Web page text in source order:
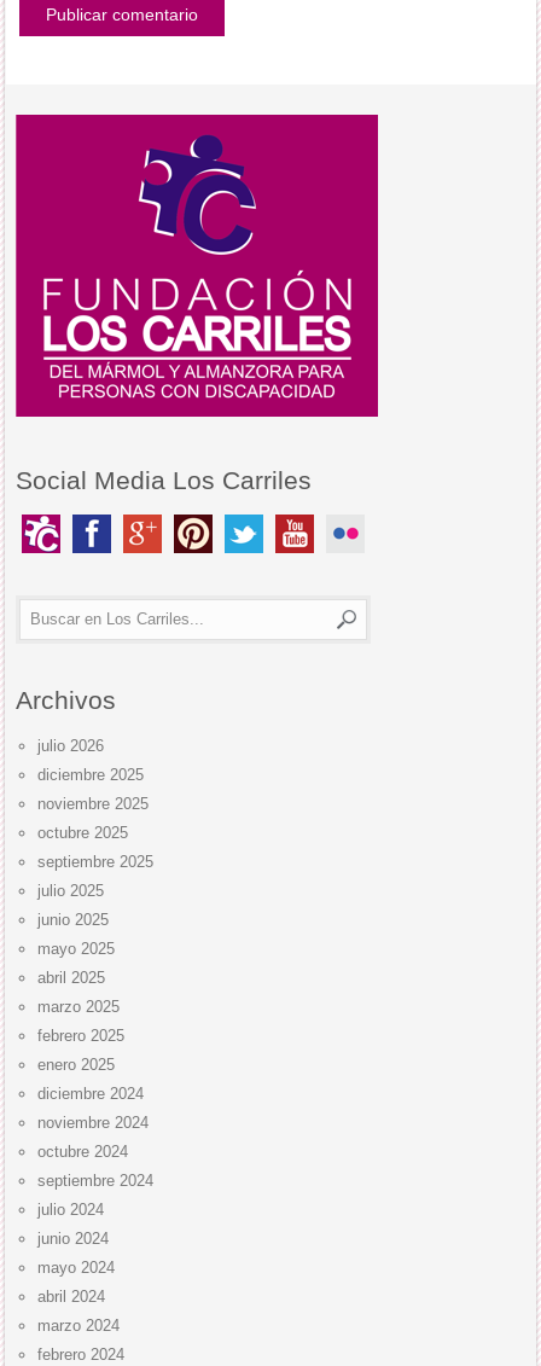
Social Media Los Carriles
Archivos
julio 2026
diciembre 2025
noviembre 2025
octubre 2025
septiembre 2025
julio 2025
junio 2025
mayo 2025
abril 2025
marzo 2025
febrero 2025
enero 2025
diciembre 2024
noviembre 2024
octubre 2024
septiembre 2024
julio 2024
junio 2024
mayo 2024
abril 2024
marzo 2024
febrero 2024